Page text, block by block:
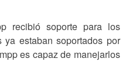
recibió soporte para los
estaban soportados por
es capaz de manejarlos